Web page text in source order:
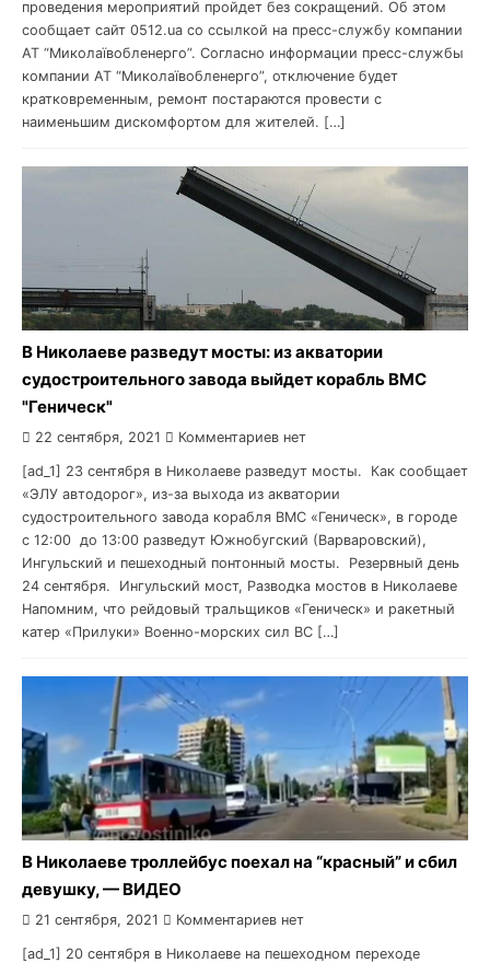
проведения мероприятий пройдет без сокращений. Об этом
сообщает сайт 0512.ua со ссылкой на пресс-службу компании
АТ “Миколаївобленерго”. Согласно информации пресс-службы
компании АТ “Миколаївобленерго”, отключение будет
кратковременным, ремонт постараются провести с
наименьшим дискомфортом для жителей. […]
В Николаеве разведут мосты: из акватории
судостроительного завода выйдет корабль ВМС
"Геническ"
22 сентября, 2021 Комментариев нет
[ad_1] 23 сентября в Николаеве разведут мосты. Как сообщает
«ЭЛУ автодорог», из-за выхода из акватории
судостроительного завода корабля ВМС «Геническ», в городе
с 12:00 до 13:00 разведут Южнобугский (Варваровский),
Ингульский и пешеходный понтонный мосты. Резервный день
24 сентября. Ингульский мост, Разводка мостов в Николаеве
Напомним, что рейдовый тральщиков «Геническ» и ракетный
катер «Прилуки» Военно-морских сил ВС […]
В Николаеве троллейбус поехал на “красный” и сбил
девушку, — ВИДЕО
21 сентября, 2021 Комментариев нет
[ad_1] 20 сентября в Николаеве на пешеходном переходе